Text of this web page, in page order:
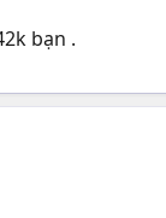
bạn .